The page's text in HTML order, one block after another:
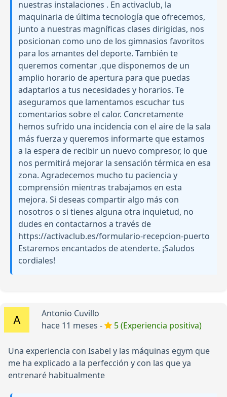
nuestras instalaciones . En activaclub, la
maquinaria de última tecnología que ofrecemos,
junto a nuestras magníficas clases dirigidas, nos
posicionan como uno de los gimnasios favoritos
para los amantes del deporte. También te
queremos comentar ,que disponemos de un
amplio horario de apertura para que puedas
adaptarlos a tus necesidades y horarios. Te
aseguramos que lamentamos escuchar tus
comentarios sobre el calor. Concretamente
hemos sufrido una incidencia con el aire de la sala
más fuerza y queremos informarte que estamos
a la espera de recibir un nuevo compresor, lo que
nos permitirá mejorar la sensación térmica en esa
zona. Agradecemos mucho tu paciencia y
comprensión mientras trabajamos en esta
mejora. Si deseas compartir algo más con
nosotros o si tienes alguna otra inquietud, no
dudes en contactarnos a través de
https://activaclub.es/formulario-recepcion-puerto
Estaremos encantados de atenderte. ¡Saludos
cordiales!
Antonio Cuvillo
hace 11 meses -
5 (Experiencia positiva)
Una experiencia con Isabel y las máquinas egym que
me ha explicado a la perfección y con las que ya
entrenaré habitualmente